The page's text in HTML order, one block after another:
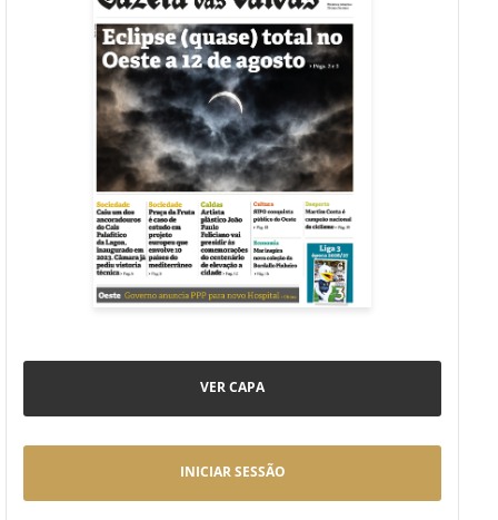
VER CAPA
INICIAR SESSÃO